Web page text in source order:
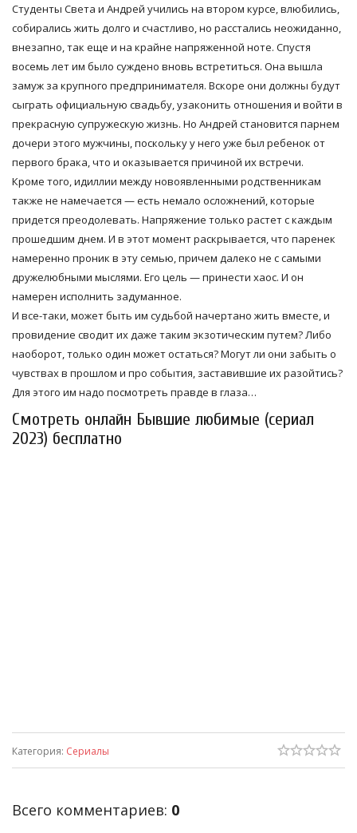
Студенты Света и Андрей учились на втором курсе, влюбились,
собирались жить долго и счастливо, но расстались неожиданно,
внезапно, так еще и на крайне напряженной ноте. Спустя
восемь лет им было суждено вновь встретиться. Она вышла
замуж за крупного предпринимателя. Вскоре они должны будут
сыграть официальную свадьбу, узаконить отношения и войти в
прекрасную супружескую жизнь. Но Андрей становится парнем
дочери этого мужчины, поскольку у него уже был ребенок от
первого брака, что и оказывается причиной их встречи.
Кроме того, идиллии между новоявленными родственникам
также не намечается — есть немало осложнений, которые
придется преодолевать. Напряжение только растет с каждым
прошедшим днем. И в этот момент раскрывается, что паренек
намеренно проник в эту семью, причем далеко не с самыми
дружелюбными мыслями. Его цель — принести хаос. И он
намерен исполнить задуманное.
И все-таки, может быть им судьбой начертано жить вместе, и
провидение сводит их даже таким экзотическим путем? Либо
наоборот, только один может остаться? Могут ли они забыть о
чувствах в прошлом и про события, заставившие их разойтись?
Для этого им надо посмотреть правде в глаза…
Смотреть онлайн Бывшие любимые (сериал
2023) бесплатно
Категория: Сериалы
Всего комментариев: 0